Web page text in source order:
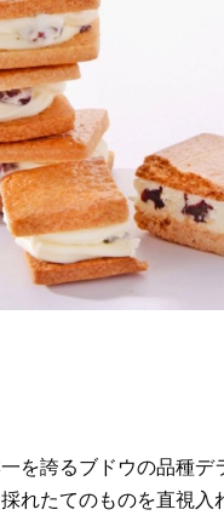
を誇るブドウの品種デ
れたてのものを直視入